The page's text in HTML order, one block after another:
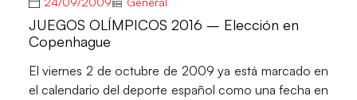
JUEGOS OLÍMPICOS 2016 – Elección en
Copenhague
El viernes 2 de octubre de 2009 ya está marcado en
el calendario del deporte español como una fecha en